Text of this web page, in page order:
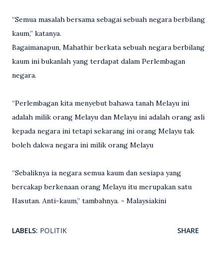
“Semua masalah bersama sebagai sebuah negara berbilang
kaum,” katanya.
Bagaimanapun, Mahathir berkata sebuah negara berbilang
kaum ini bukanlah yang terdapat dalam Perlembagan
negara.
“Perlembagan kita menyebut bahawa tanah Melayu ini
adalah milik orang Melayu dan Melayu ini adalah orang asli
kepada negara ini tetapi sekarang ini orang Melayu tak
boleh dakwa negara ini milik orang Melayu
“Sebaliknya ia negara semua kaum dan sesiapa yang
bercakap berkenaan orang Melayu itu merupakan satu
Hasutan. Anti-kaum,” tambahnya. - Malaysiakini
LABELS: POLITIK SHARE